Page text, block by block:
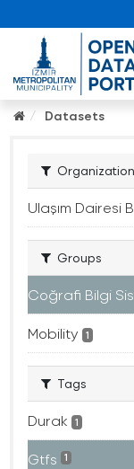
Datasets
Ulaşım Dairesi
Groups
Coğrafi Bilgi
Mobility 1
Tags
Durak 1
Gtfs 1